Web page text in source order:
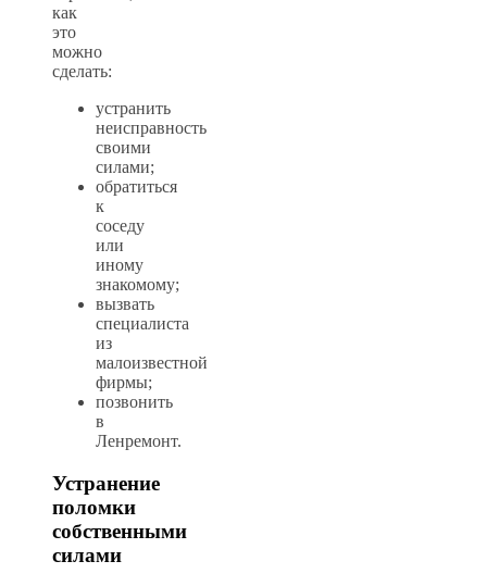
как
это
можно
сделать:
устранить
неисправность
своими
силами;
обратиться
к
соседу
или
иному
знакомому;
вызвать
специалиста
из
малоизвестной
фирмы;
позвонить
в
Ленремонт.
Устранение
поломки
собственными
силами